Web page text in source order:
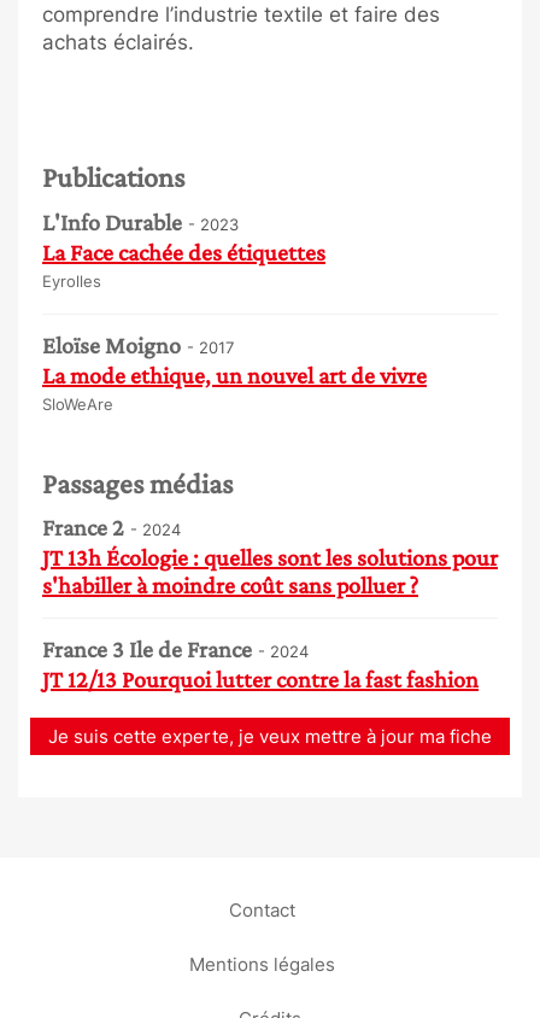
comprendre l’industrie textile et faire des
achats éclairés.
Publications
L'Info Durable - 2023
La Face cachée des étiquettes
Eyrolles
Eloïse Moigno - 2017
La mode ethique, un nouvel art de vivre
SloWeAre
Passages médias
France 2 - 2024
JT 13h Écologie : quelles sont les solutions pour
s'habiller à moindre coût sans polluer ?
France 3 Ile de France - 2024
JT 12/13 Pourquoi lutter contre la fast fashion
Je suis cette experte, je veux mettre à jour ma fiche
Contact
Mentions légales